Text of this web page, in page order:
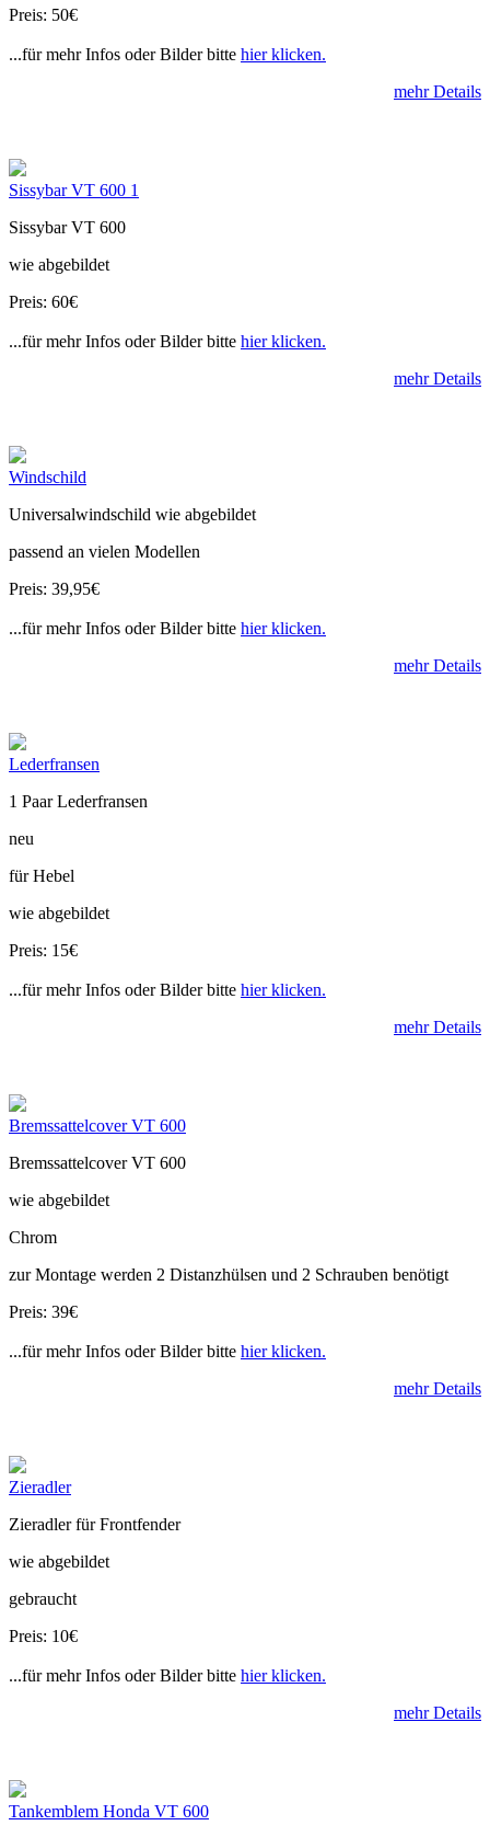
Preis: 50€
...für mehr Infos oder Bilder bitte hier klicken.
mehr Details
Sissybar VT 600 1
Sissybar VT 600
wie abgebildet
Preis: 60€
...für mehr Infos oder Bilder bitte hier klicken.
mehr Details
Windschild
Universalwindschild wie abgebildet
passend an vielen Modellen
Preis: 39,95€
...für mehr Infos oder Bilder bitte hier klicken.
mehr Details
Lederfransen
1 Paar Lederfransen
neu
für Hebel
wie abgebildet
Preis: 15€
...für mehr Infos oder Bilder bitte hier klicken.
mehr Details
Bremssattelcover VT 600
Bremssattelcover VT 600
wie abgebildet
Chrom
zur Montage werden 2 Distanzhülsen und 2 Schrauben benötigt
Preis: 39€
...für mehr Infos oder Bilder bitte hier klicken.
mehr Details
Zieradler
Zieradler für Frontfender
wie abgebildet
gebraucht
Preis: 10€
...für mehr Infos oder Bilder bitte hier klicken.
mehr Details
Tankemblem Honda VT 600